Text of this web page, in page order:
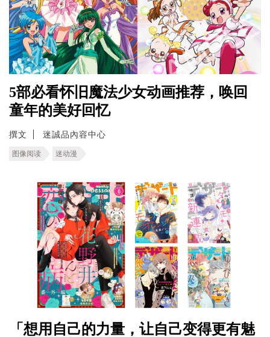
5部必看怀旧魔法少女动画推荐，唤回
童年的美好回忆
撰文 迷誠品內容中心
图像阅读 迷动漫
「想用自己的力量，让自己变得更有魅